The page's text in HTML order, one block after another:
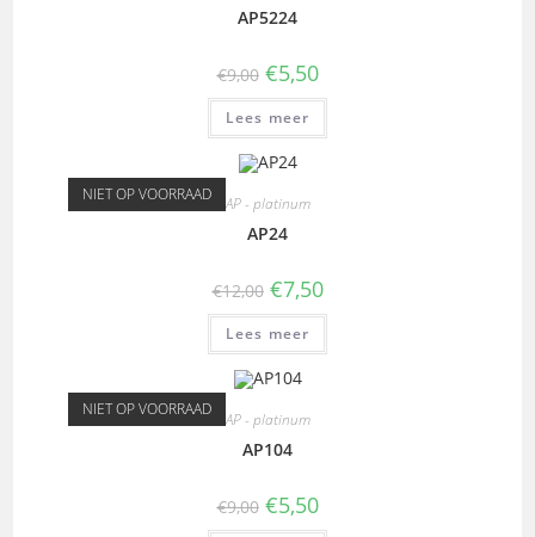
AP5224
€9,00 €5,50
Lees meer
NIET OP VOORRAAD AP - platinum
AP24
€12,00 €7,50
Lees meer
NIET OP VOORRAAD AP - platinum
AP104
€9,00 €5,50